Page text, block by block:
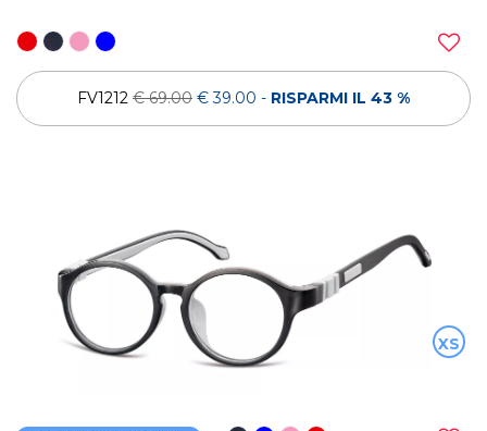
FV1212 € 69.00 € 39.00 - RISPARMI IL 43 %
XS